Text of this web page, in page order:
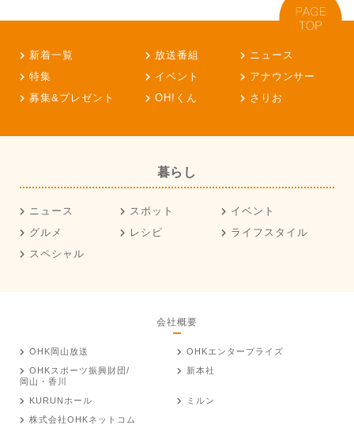
新着一覧 放送番組
ニュース
特集
イベント
アナウンサー
募集&プレゼント
OH!くん さりお
暮らし
ニュース スポット
イベント
グルメ
レシピ
ライフスタイル
スペシャル
会社概要
OHK岡山放送
OHKエンタープライズ
OHKスポーツ振興財団/
岡山・香川
新本社
KURUNホール
ミルン
株式会社OHKネットコム